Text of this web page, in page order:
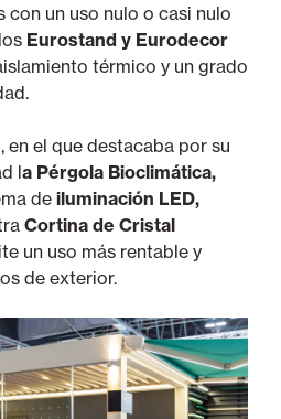
un uso nulo o casi nulo
Eurostand y Eurodecor
térmico y un grado
en el que destacaba por su
la Pérgola Bioclimática,
de iluminación LED,
Cortina de Cristal
un uso más rentable y
de exterior.